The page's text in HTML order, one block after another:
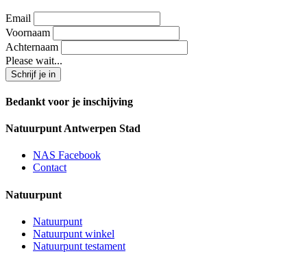
Email
Voornaam
Achternaam
Please wait...
Bedankt voor je inschijving
Natuurpunt Antwerpen Stad
NAS Facebook
Contact
Natuurpunt
Natuurpunt
Natuurpunt winkel
Natuurpunt testament